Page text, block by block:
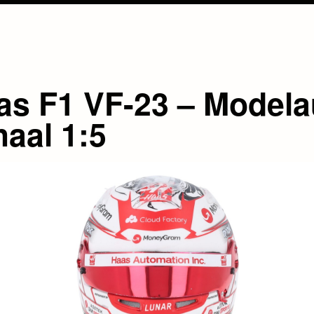
F1 VF-23 –
1:5